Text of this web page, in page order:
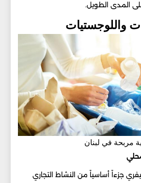
المدى الطويل.
واللوجستيات
مربحة في لبنان
جزءاً أساسياً من النشاط التجاري